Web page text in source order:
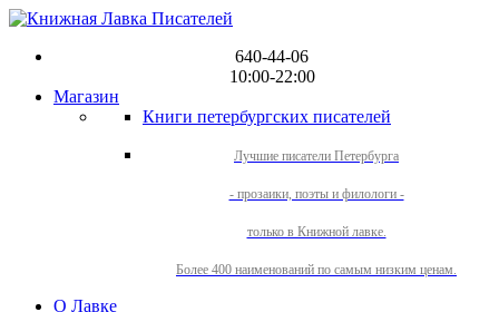
640-44-06
10:00-22:00
Магазин
Книги петербургских писателей
Лучшие писатели Петербурга
- прозаики, поэты и филологи -
только в Книжной лавке.
Более 400 наименований по самым низким ценам.
О Лавке